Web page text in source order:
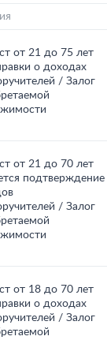
от 21 до 75 лет
о доходах
/ Залог
от 21 до 70 лет
подтверждение
/ Залог
от 18 до 70 лет
о доходах
/ Залог